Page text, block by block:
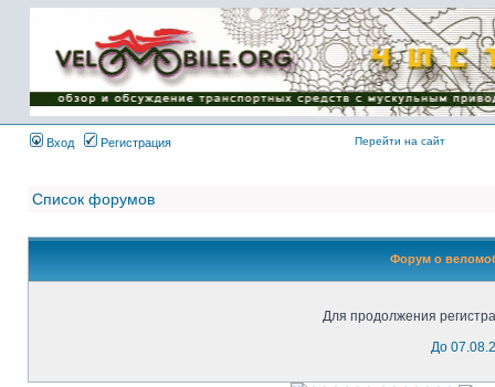
Имя пользователя:
Пароль:
{ LOG_ME_IN_SHORT
}
Вход
Регистрация Перейти на сайт
Список форумов
Форум о
Для продолжения
До